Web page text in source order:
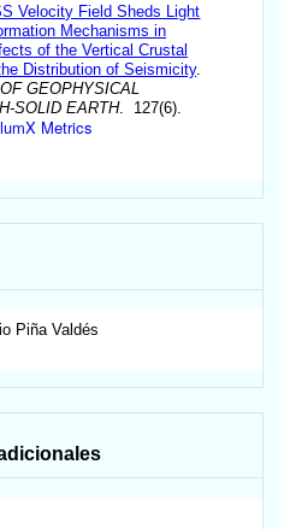
Velocity Field Sheds Light
Mechanisms in
of the Vertical Crustal
Distribution of Seismicity.
GEOPHYSICAL
SOLID EARTH. 127(6).
Metrics
Piña Valdés